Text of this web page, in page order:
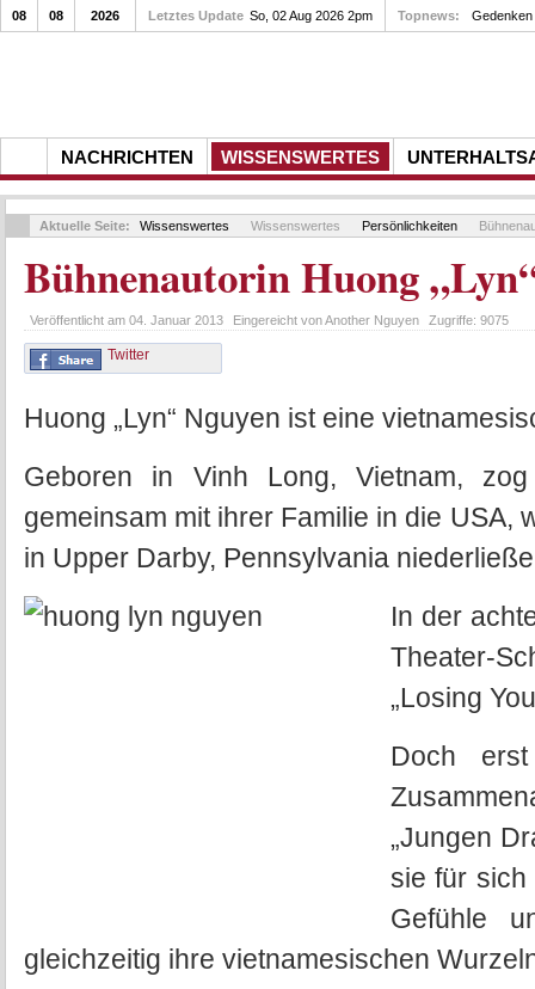
NACHRICHTEN WISSENSWERTES
08 08 2026 Letztes Update So, 02 Aug 2026 2pm Topnews: Gedenken
Aktuelle Seite: Wissenswertes Wissenswertes Persönlichkeiten
Bühnenautorin Huong
Veröffentlicht am 04. Januar 2013 Eingereicht vonAnother Nguyen Zugriffe: 9075
Twitter
Huong „Lyn“ Nguyen ist eine
Geboren in Vinh Long, Vietnam,
gemeinsam mit ihrer Familie in die USA,
in Upper Darby, Pennsylvania
In der
Theater-
„Losing
Doch
„Jungen
sie für sich
Gefühle
gleichzeitig ihre vietnamesischen